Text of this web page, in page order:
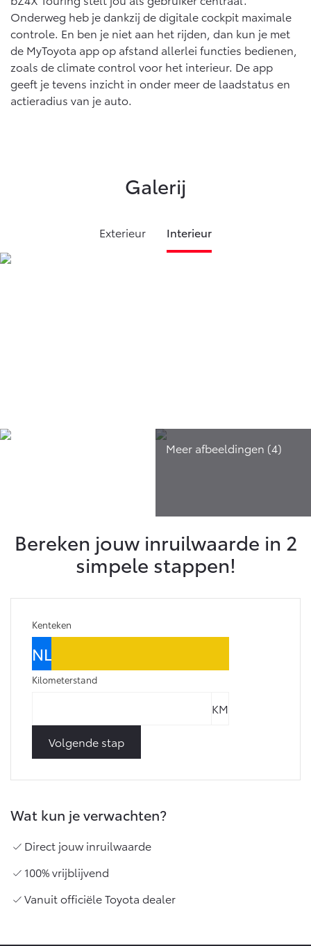
Onderweg heb je dankzij de digitale cockpit maximale
controle. En ben je niet aan het rijden, dan kun je met
de MyToyota app op afstand allerlei functies bedienen,
zoals de climate control voor het interieur. De app
geeft je tevens inzicht in onder meer de laadstatus en
actieradius van je auto.
Galerij
Exterieur Interieur
Bereken jouw inruilwaarde in 2
simpele stappen!
Kenteken
Kilometerstand
Volgende stap
Wat kun je verwachten?
Direct jouw inruilwaarde
100% vrijblijvend
Vanuit officiële Toyota dealer